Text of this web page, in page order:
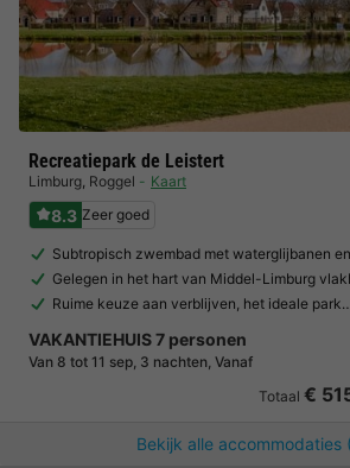
Recreatiepark de Leistert
Limburg, Roggel Kaart
8.3 Zeer goed
Subtropisch zwembad met waterglijbanen
Gelegen in het hart van Middel-Limburg
Ruime keuze aan verblijven, het ideale
VAKANTIEHUIS 7 personen
Van 8 tot 11 sep, 3 nachten, Vanaf
Totaal €
Bekijk alle accommodaties